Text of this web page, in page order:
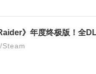
》年度终极版！全
Steam